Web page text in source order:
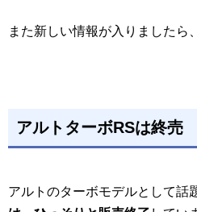
また新しい情報が入りましたら
アルトターボRSは終売
アルトのターボモデルとして話